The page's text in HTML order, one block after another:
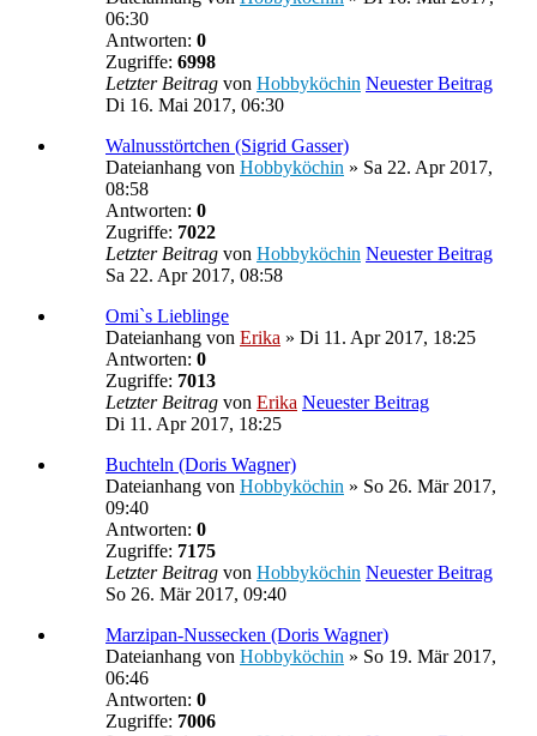
06:30
Antworten: 0
Zugriffe: 6998
Letzter Beitrag von Hobbyköchin Neuester Beitrag
Di 16. Mai 2017, 06:30
Walnusstörtchen (Sigrid Gasser)
Dateianhang von Hobbyköchin » Sa 22. Apr 2017,
08:58
Antworten: 0
Zugriffe: 7022
Letzter Beitrag von Hobbyköchin Neuester Beitrag
Sa 22. Apr 2017, 08:58
Omi`s Lieblinge
Dateianhang von Erika » Di 11. Apr 2017, 18:25
Antworten: 0
Zugriffe: 7013
Letzter Beitrag von Erika Neuester Beitrag
Di 11. Apr 2017, 18:25
Buchteln (Doris Wagner)
Dateianhang von Hobbyköchin » So 26. Mär 2017,
09:40
Antworten: 0
Zugriffe: 7175
Letzter Beitrag von Hobbyköchin Neuester Beitrag
So 26. Mär 2017, 09:40
Marzipan-Nussecken (Doris Wagner)
Dateianhang von Hobbyköchin » So 19. Mär 2017,
06:46
Antworten: 0
Zugriffe: 7006